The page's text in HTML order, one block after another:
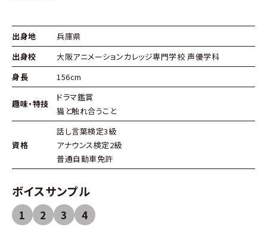
出身地
兵庫県
出身校
大阪アニメーションカレッジ専門学校 声優学科
身長
156cm
趣味・特技
ドラマ鑑賞
猫と触れ合うこと
資格
話し言葉検定3級
アナウンス検定2級
普通自動車免許
ボイスサンプル
1 2 3 4